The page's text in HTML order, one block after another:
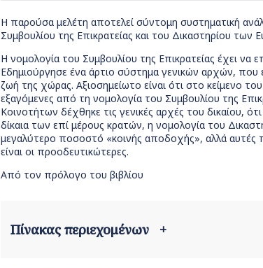
Η παρούσα μελέτη αποτελεί σύντομη συστηματική
Συμβουλίου της Επικρατείας και του Δικαστηρίου
Η νομολογία του Συμβουλίου της Επικρατείας έχει να
Εδημιούργησε ένα άρτιο σύστημα γενικών αρχών, που
ζωή της χώρας. Αξιοσημείωτο είναι ότι στο κείμενο
εξαγόμενες από τη νομολογία του Συμβουλίου της
Κοινοτήτων δέχθηκε τις γενικές αρχές του δικαίου,
δίκαια των επί μέρους κρατών, η νομολογία του
μεγαλύτερο ποσοστό «κοινής αποδοχής», αλλά
είναι οι προοδευτικώτερες.
Από τον πρόλογο του βιβλίου
Πίνακας περιεχομένων +